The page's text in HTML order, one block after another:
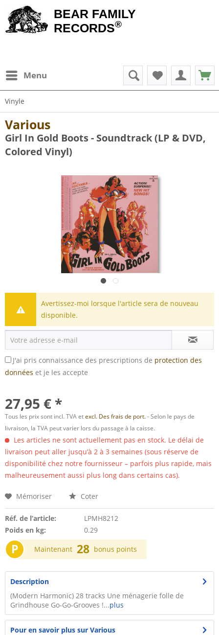
BEAR FAMILY
RECORDS®
Menu
Vinyle
Various
Girl In Gold Boots - Soundtrack (LP & DVD,
Colored Vinyl)
Avertissez-moi lorsque l'article sera de nouveau
disponible.
J'ai pris connaissance des prescriptions de protection des
données et je les accepte
27,95 € *
Tous les prix sont incl. TVA etexcl. Des frais de port.- Selon le pays de
livraison, la TVA peut varier lors du passage à la caisse.
Les articles ne sont actuellement pas en stock. Le délai de
livraison peut aller jusqu’à 2 à 3 semaines (sous réserve de
disponibilité chez notre fournisseur – parfois plus rapide, mais
malheureusement aussi plus long dans certains cas).
Mémoriser Coter
Réf. de l’article:
LPMH8212
Poids en kg:
0.29
P Maintenant 28 bonus points
Description
(Modern Harmonic) 28 tracks Une ménagerie folle de
Grindhouse Go-Go-Grooves !...plus
Pour en savoir plus sur Various